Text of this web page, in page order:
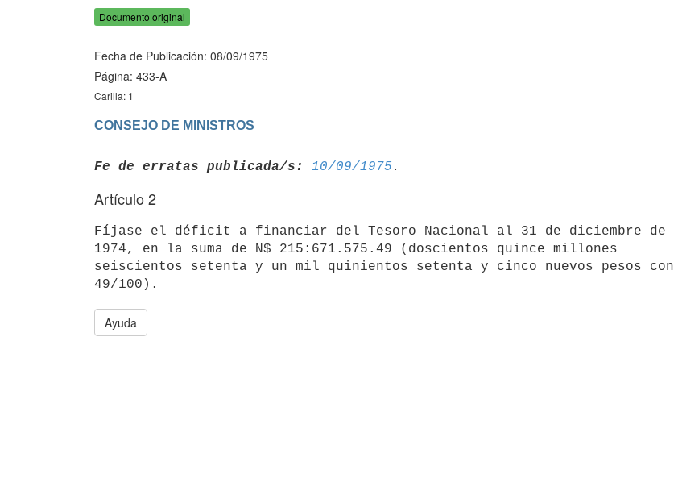
Documento original
Fecha de Publicación: 08/09/1975
Página: 433-A
Carilla: 1
CONSEJO DE MINISTROS
Fe de erratas publicada/s: 10/09/1975
Artículo 2
Fíjase el déficit a financiar del Tesoro Nacional al 31 de diciembre de
1974, en la suma de N$ 215:671.575.49 (doscientos quince millones
seiscientos setenta y un mil quinientos setenta y cinco nuevos pesos con
Ayuda